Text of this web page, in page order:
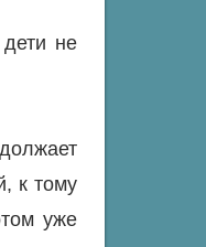
не
к тому
уже